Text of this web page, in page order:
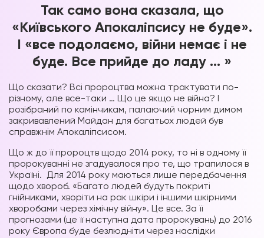
Так само вона сказала, що
«Київського Апокаліпсису не буде».
І «все подолаємо, війни немає і не
буде. Все прийде до ладу … »
Що сказати? Всі пророцтва можна трактувати по-
різному, але все-таки … Що це якщо не війна? І
розібраний по камінчикам, палаючий чорним димом
закривавлений Майдан для багатьох людей був
справжнім Апокаліпсисом.
Що ж до її пророцтв щодо 2014 року, то ні в одному її
пророкуванні не згадувалося про те, що трапилося в
Україні. Для 2014 року маються лише передбачення
щодо хвороб. «Багато людей будуть покриті
гнійниками, хворіти на рак шкіри і іншими шкірними
хворобами через хімічну війну». Це все. За її
прогнозами (це її наступна дата пророкувань) до 2016
року Європа буде безлюдніти через наслідки